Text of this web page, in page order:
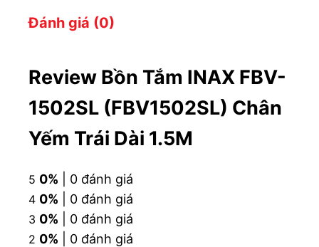
Bồn tắm INAXFBV-1502SL
thiết kế tinh tế mà còn sở hữu nhiều ưu điểm:
Kiểu dáng sang trọng,
phù hợp với không gian
phòng tắm hiện đại
Bề mặt láng mịn, chống trầy xước tốt, dễ dàng vệ
sinh
trơn, đảm bảo an toàn khi sử dụng
Có sẵn chân đỡ inox không gỉ và yếm 2 bên, giúp
lắp đặt nhanh chóng và dễ dàng di chuyển vệ
sinh, sửa chữa.
Đánh giá (0)
Review Bồn Tắm INAX FBV-
1502SL (FBV1502SL) Chân
Yếm Trái Dài 1.5M
5 0% | 0 đánh giá
4 0% | 0 đánh giá
3 0% | 0 đánh giá
2 0% | 0 đánh giá